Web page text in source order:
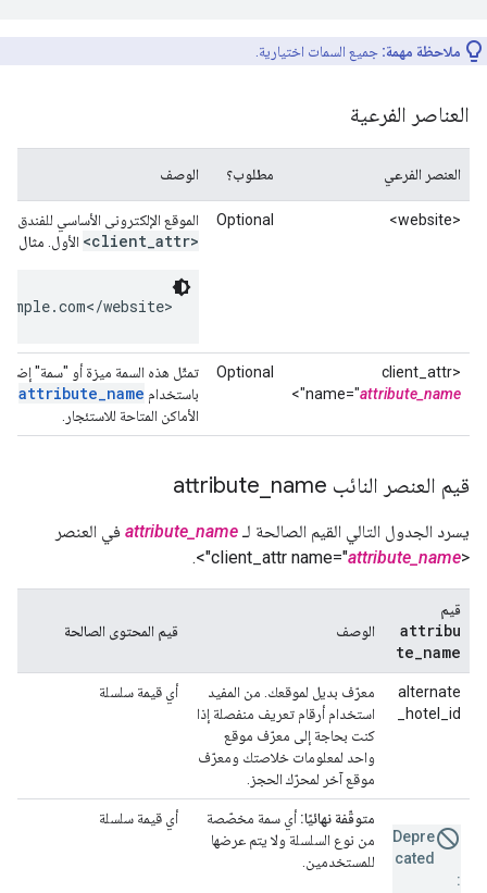
ملاحظة مهمة: جميع السمات اختيارية.
العناصر الفرعية
العنصر الفرعي مطلوب؟ الوصف
<website>
Optional الموقع الإلكتروني الأساسي
<client attr> الأول. مثال:
website>
<client_attr
name="attribute_name
">
Optional
تمثّل هذه السمة ميزة أو "سمة"
باستخدام attribute_name
الأماكن المتاحة للاستئجار.
قيم العنصر النائب attribute name
يسرد الجدول التالي القيم الصالحة لـ attribute_name في العنصر
<client_attr name="
attribute_name
">.
قيم
attribu
te name
الوصف قيم المحتوى الصالحة
alternate
_hotel_id
معرّف بديل لموقعك. من المفيد
استخدام أرقام تعريف منفصلة إذا
كنت بحاجة إلى معرّف موقع
واحد لمعلومات خلاصتك ومعرّف
موقع آخر لمحرّك الحجز.
أي قيمة سلسلة
Depre
cated
:
متوقّفة نهائيًا: أي سمة مخصّصة
من نوع السلسلة ولا يتم عرضها
للمستخدمين.
أي قيمة سلسلة